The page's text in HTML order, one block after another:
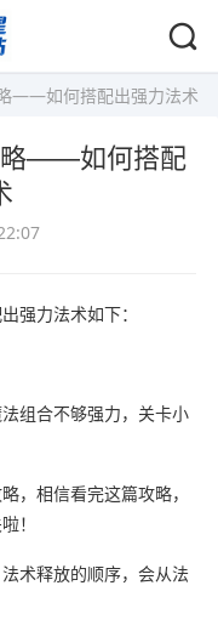
——如何搭配出强力法术
略——如何搭配
强力法术如下：
组合不够强力，关卡小
，相信看完这篇攻略，
！
术释放的顺序，会从法